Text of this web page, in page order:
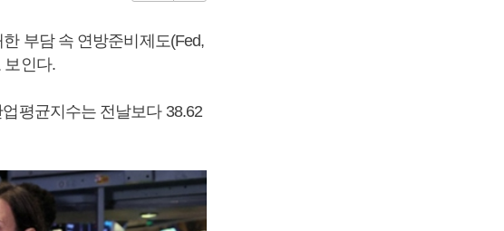
부담 속 연방준비제도(Fed,
보인다.
평균지수는 전날보다 38.62